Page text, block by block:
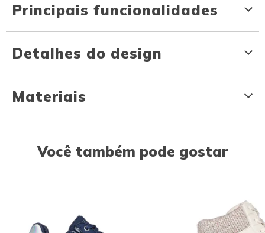
Principais funcionalidades
Detalhes do design
Materiais
Você também pode gostar